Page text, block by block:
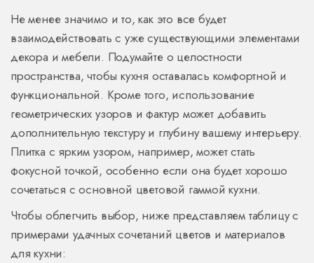
Не менее значимо и то, как это все будет
взаимодействовать с уже существующими элементами
декора и мебели. Подумайте о целостности
пространства, чтобы кухня оставалась комфортной и
функциональной. Кроме того, использование
геометрических узоров и фактур может добавить
дополнительную текстуру и глубину вашему интерьеру.
Плитка с ярким узором, например, может стать
фокусной точкой, особенно если она будет хорошо
сочетаться с основной цветовой гаммой кухни.
Чтобы облегчить выбор, ниже представляем таблицу с
примерами удачных сочетаний цветов и материалов
для кухни: